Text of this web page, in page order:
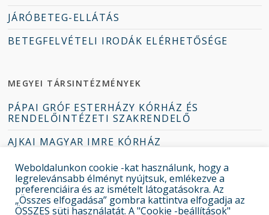
JÁRÓBETEG-ELLÁTÁS
BETEGFELVÉTELI IRODÁK ELÉRHETŐSÉGE
MEGYEI TÁRSINTÉZMÉNYEK
PÁPAI GRÓF ESTERHÁZY KÓRHÁZ ÉS
RENDELŐINTÉZETI SZAKRENDELŐ
AJKAI MAGYAR IMRE KÓRHÁZ
TAPOLCAI DEÁK JENŐ KÓRHÁZ
ZIRCI ERZSÉBET KÓRHÁZ-RENDELŐINTÉZET
Weboldalunkon cookie -kat használunk, hogy a
legrelevánsabb élményt nyújtsuk, emlékezve a
preferenciáira és az ismételt látogatásokra. Az
„Összes elfogadása” gombra kattintva elfogadja az
ÖSSZES süti használatát. A "Cookie -beállítások"